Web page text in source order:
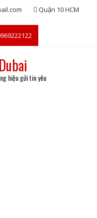
Quận 10 HCM
hiệu gửi tin yêu